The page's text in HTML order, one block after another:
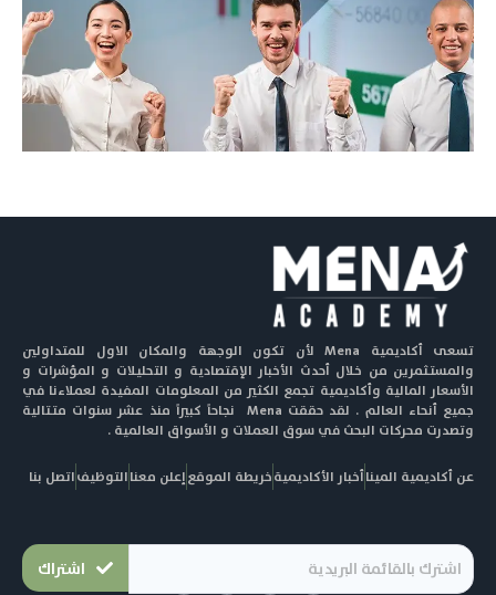
تسعى أكاديمية Mena لأن تكون الوجهة والمكان الاول للمتداولين
والمستثمرين من خلال أحدث الأخبار الإقتصادية و التحليلات و المؤشرات و
الأسعار المالية وأكاديمية تجمع الكثير من المعلومات المفيدة لعملاءنا في
جميع أنحاء العالم . لقد حققت Mena نجاحاً كبيراً منذ عشر سنوات متتالية
وتصدرت محركات البحث في سوق العملات و الأسواق العالمية .
عن أكاديمية الميناأخبار الأكاديميةخريطة الموقعإعلن معناالتوظيفاتصل بنا
اشتراك